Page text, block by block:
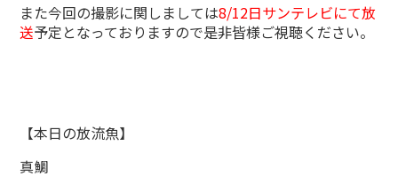
また今回の撮影に関しましては8/12日サンテレビにて放
送予定となっておりますので是非皆様ご視聴ください。
【本日の放流魚】
真鯛